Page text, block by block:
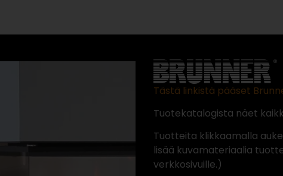
Tästä linkistä pääset
Tuotekatalogista näet
Tuotteita klikkaamalla
lisää kuvamateriaalia
verkkosivuille.)